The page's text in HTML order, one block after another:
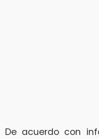
De acuerdo con